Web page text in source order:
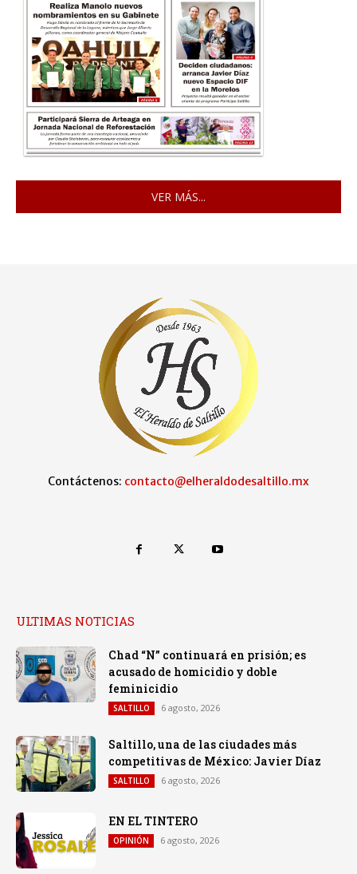
VER MÁS...
Contáctenos: contacto@elheraldodesaltillo.mx
ULTIMAS NOTICIAS
Chad “N” continuará en prisión; es
acusado de homicidio y doble
feminicidio
SALTILLO 6 agosto, 2026
Saltillo, una de las ciudades más
competitivas de México: Javier Díaz
SALTILLO 6 agosto, 2026
EN EL TINTERO
OPINIÓN 6 agosto, 2026